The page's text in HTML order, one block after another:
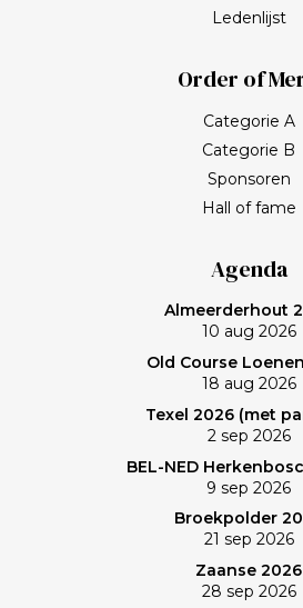
Ledenlijst
Order of
Categorie A
Categorie B
Sponsoren
Hall of fame
Agenda
Almeerderhout
10 aug 2026
Old Course
18 aug 2026
Texel 2026 (met
2 sep 2026
BEL-NED
9 sep 2026
Broekpolder
21 sep 2026
Zaanse 2026
28 sep 2026